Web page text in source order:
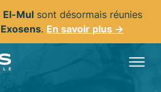
El-Mul sont désormais réunies
Exosens. En savoir plus →